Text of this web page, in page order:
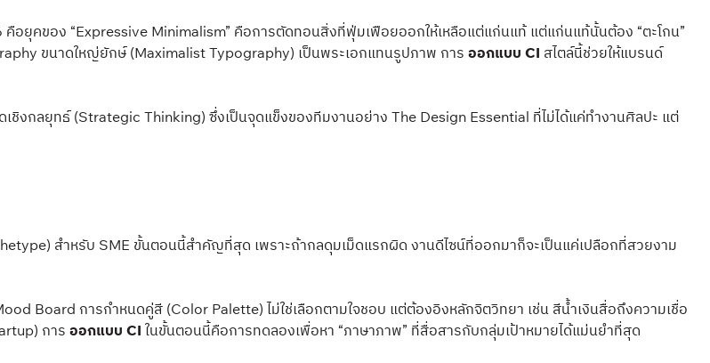
ยุคของ “Expressive Minimalism” คือการตัดทอนสิ่งที่ฟุ่มเฟือยออกให้เหลือแต่แก่นแท้ แต่แก่นแท้นั้นต้อง “ตะโกน”
ขนาดใหญ่ยักษ์ (Maximalist Typography) เป็นพระเอกแทนรูปภาพ การ ออกแบบ CI สไตล์นี้ช่วยให้แบรนด์
ชิงกลยุทธ์ (Strategic Thinking) ซึ่งเป็นจุดแข็งของทีมงานอย่าง The Design Essential ที่ไม่ได้แค่ทำงานศิลปะ แต่
สำหรับ SME ขั้นตอนนี้สำคัญที่สุด เพราะถ้ากลดุมเม็ดแรกผิด งานดีไซน์ที่ออกมาก็จะเป็นแค่เปลือกที่สวยงาม
Board การกำหนดคู่สี (Color Palette) ไม่ใช่เลือกตามใจชอบ แต่ต้องอิงหลักจิตวิทยา เช่น สีน้ำเงินสื่อถึงความเชื่อ
การ ออกแบบ CI ในขั้นตอนนี้คือการทดลองเพื่อหา “ภาษาภาพ” ที่สื่อสารกับกลุ่มเป้าหมายได้แม่นยำที่สุด